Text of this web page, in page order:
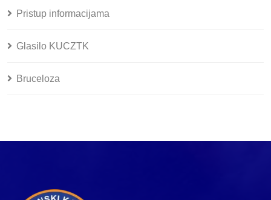
Pristup informacijama
Glasilo KUCZTK
Bruceloza